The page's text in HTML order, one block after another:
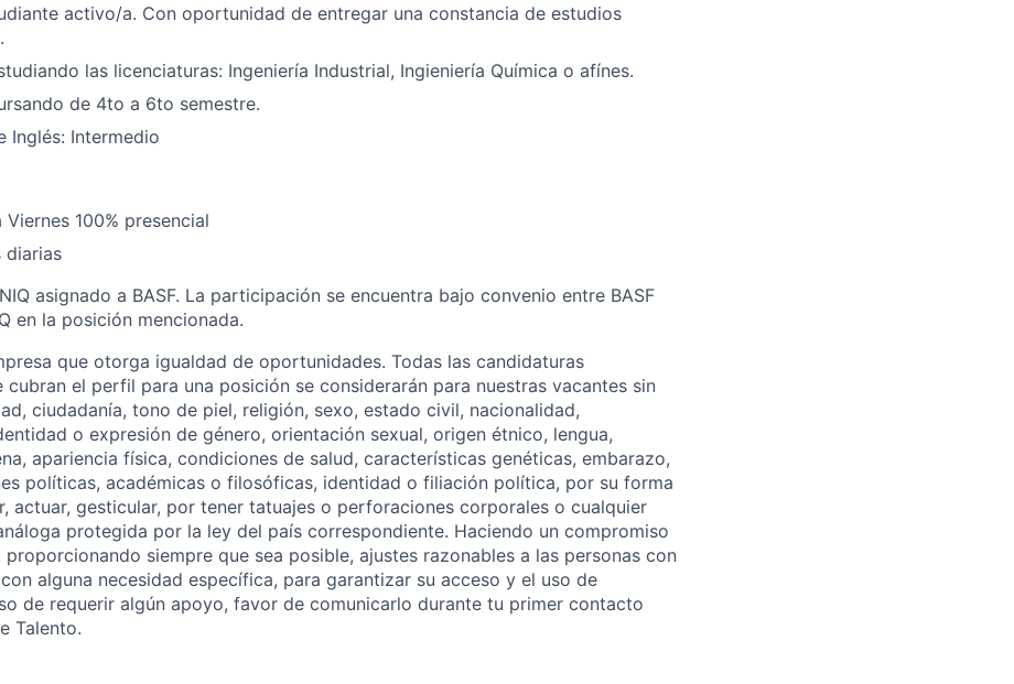
activo/a. Con oportunidad de entregar una constancia de estudios
las licenciaturas: Ingeniería Industrial, Ingieniería Química o afínes.
de 4to a 6to semestre.
Inglés: Intermedio
Viernes 100% presencial
diarias
asignado a BASF. La participación se encuentra bajo convenio entre BASF
en la posición mencionada.
que otorga igualdad de oportunidades. Todas las candidaturas
cubran el perfil para una posición se considerarán para nuestras vacantes sin
ciudadanía, tono de piel, religión, sexo, estado civil, nacionalidad,
o expresión de género, orientación sexual, origen étnico, lengua,
apariencia física, condiciones de salud, características genéticas, embarazo,
políticas, académicas o filosóficas, identidad o filiación política, por su forma
actuar, gesticular, por tener tatuajes o perforaciones corporales o cualquier
protegida por la ley del país correspondiente. Haciendo un compromiso
siempre que sea posible, ajustes razonables a las personas con
alguna necesidad específica, para garantizar su acceso y el uso de
de requerir algún apoyo, favor de comunicarlo durante tu primer contacto
Talento.